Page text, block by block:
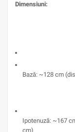
Dimensiuni:
Bază: ~128 cm
Ipotenuză: ~167
cm)